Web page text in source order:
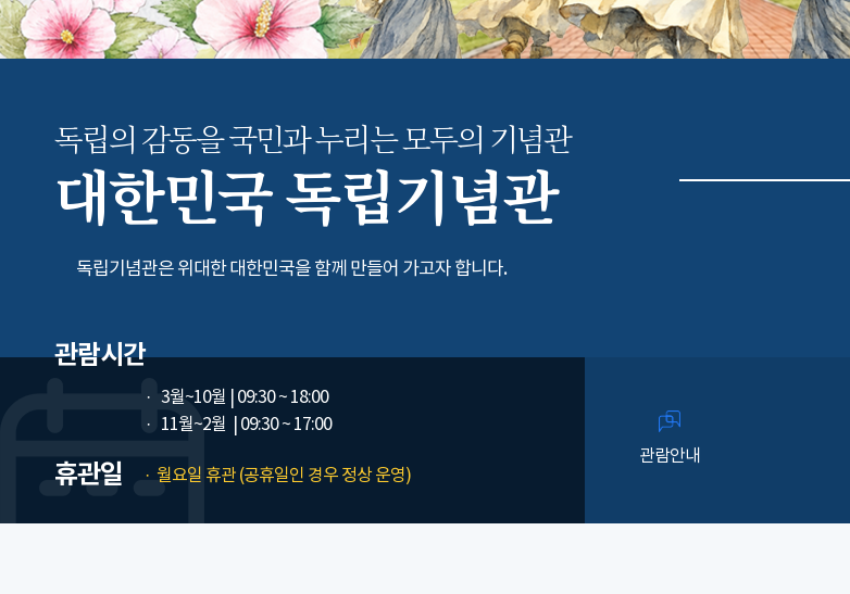
독립의 감동을 국민과 누리는모두의 기념관
대한민국 독립기념관
독립기념관은 위대한 대한민국을 함께 만들어 가고자 합니다.
관람시간
3월~10월
| 09:30 ~ 18:00
11월~2월
| 09:30 ~ 17:00
휴관일 월요일 휴관 (공휴일인 경우 정상 운영)
관람안내